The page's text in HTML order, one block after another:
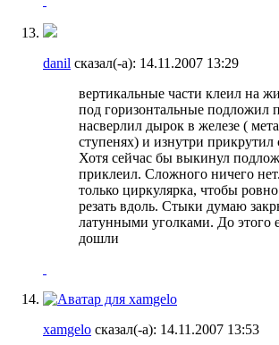
danil сказал(-а): 14.11.2007 13:29
вертикальные части клеил на
под горизонтальные подложил
насверлил дырок в железе (
ступенях) и изнутри прикрутил
Хотя сейчас бы выкинул
приклеил. Сложного ничего
только циркулярка, чтобы
резать вдоль. Стыки думаю
латунными уголками. До этого
дошли
xamgelo сказал(-а): 14.11.2007 13:53